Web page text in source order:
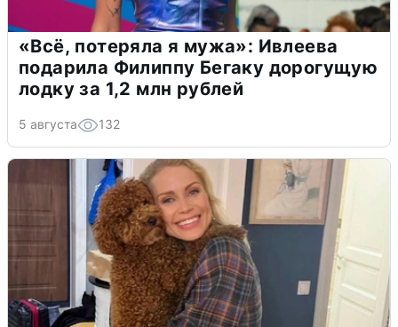
«Всё, потеряла я мужа»: Ивлеева
подарила Филиппу Бегаку дорогущую
лодку за 1,2 млн рублей
5 августа 132